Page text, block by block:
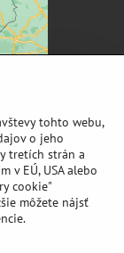
tohto webu,
o jeho
tretích strán a
v EÚ, USA alebo
cookie"
môžete nájsť